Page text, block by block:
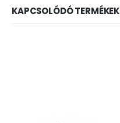
KAPCSOLÓDÓ TERMÉKEK